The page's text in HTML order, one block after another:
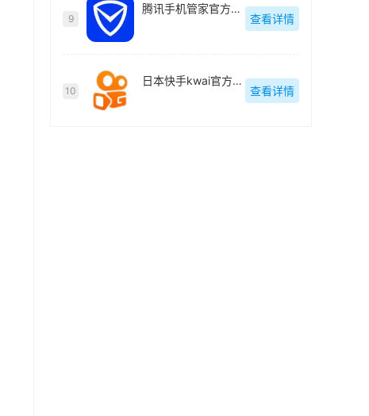
9
腾讯手机管家官方最新版
查看详情
10
日本快手kwai官方最新版
查看详情